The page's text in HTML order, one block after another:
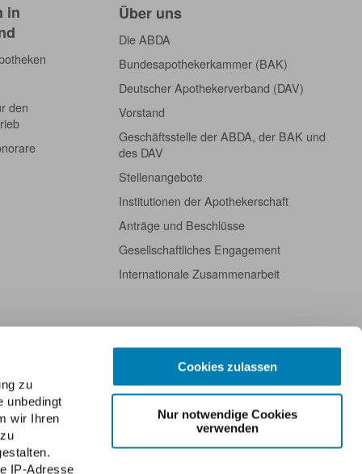
zu
unbedingt
wir Ihren
IP-Adresse
Cookies zulassen
Nur notwendige Cookies
verwenden
in
den
Über uns
Die ABDA
Bundesapothekerkammer (BAK)
Deutscher Apothekerverband (DAV)
Vorstand
Geschäftsstelle der ABDA, der BAK und
des DAV
Stellenangebote
Institutionen der Apothekerschaft
Anträge und Beschlüsse
Gesellschaftliches Engagement
Internationale Zusammenarbeit